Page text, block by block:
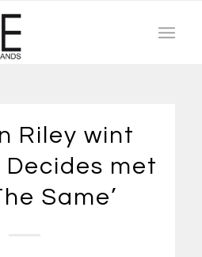
Riley wint
met
Same’